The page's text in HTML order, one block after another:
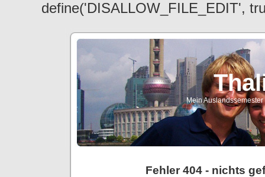
define('DISALLOW_FILE_EDIT',
Mein
Fehler 404 - nichts